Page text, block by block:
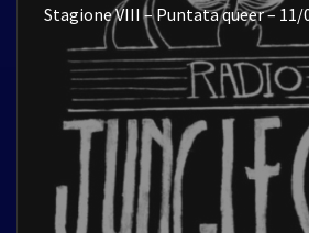
Stagione VIII – Puntata queer – 11/